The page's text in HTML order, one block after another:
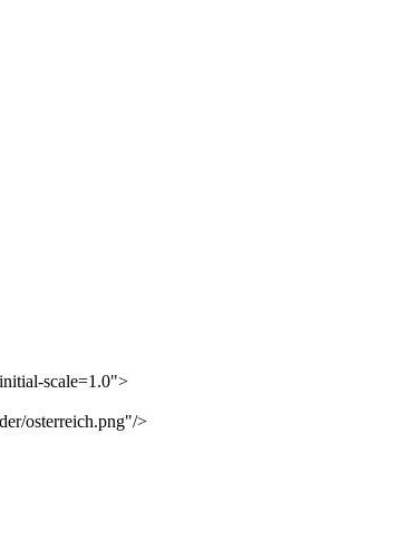
scale=1.0">
osterreich.png"/>